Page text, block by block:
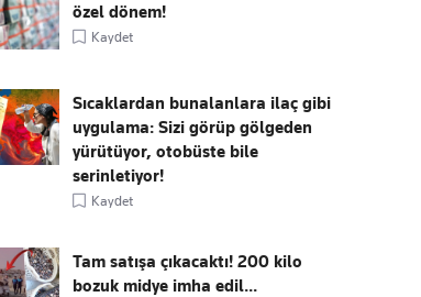
özel dönem!
Kaydet
Sıcaklardan bunalanlara ilaç gibi
uygulama: Sizi görüp gölgeden
yürütüyor, otobüste bile
serinletiyor!
Kaydet
Tam satışa çıkacaktı! 200 kilo
bozuk midye imha edil...